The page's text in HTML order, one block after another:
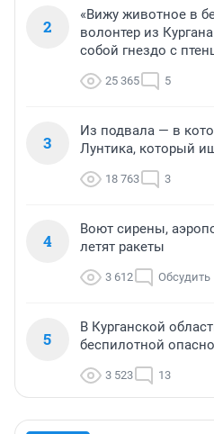
2
«Вижу животное в
волонтер из
собой гнездо с
25 365 5
3
Из подвала — в
Лунтика, который
18 763 3
4
Воют сирены,
летят ракеты
3 612 Обсудить
5
В Курганской
беспилотной
3 523 13